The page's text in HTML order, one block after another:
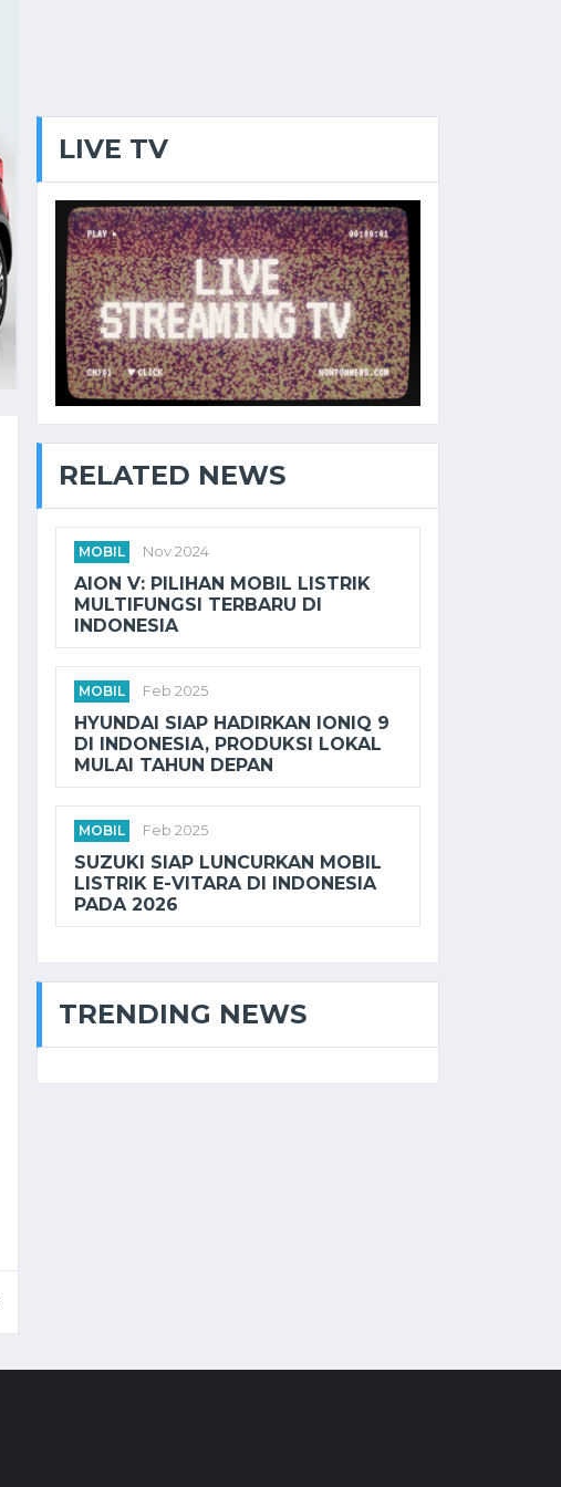
LIVE TV
RELATED NEWS
MOBIL Nov 2024
AION V: PILIHAN MOBIL LISTRIK
MULTIFUNGSI TERBARU DI
INDONESIA
MOBIL Feb 2025
HYUNDAI SIAP HADIRKAN IONIQ 9
DI INDONESIA, PRODUKSI LOKAL
MULAI TAHUN DEPAN
MOBIL Feb 2025
SUZUKI SIAP LUNCURKAN MOBIL
LISTRIK E-VITARA DI INDONESIA
PADA 2026
TRENDING NEWS